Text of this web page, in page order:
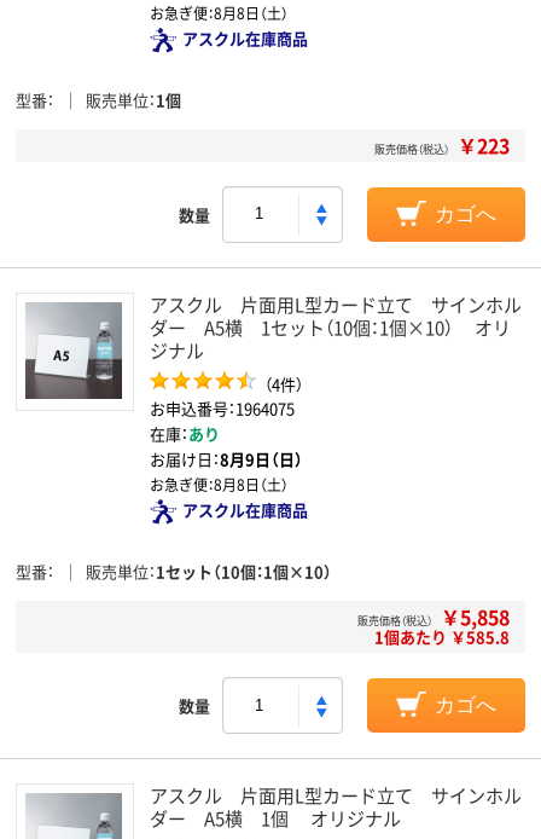
お急ぎ便：8月8日（土）
アスクル在庫商品
型番 販売単位 1個
販売価格（税込） ￥223
数量 カゴへ
アスクル 片面用L型カード立て サインホル
ダー A5横 1セット（10個：1個×10） オリ
ジナル
（4件）
お申込番号：1964075
在庫：あり
お届け日：8月9日（日）
お急ぎ便：8月8日（土）
アスクル在庫商品
型番 販売単位 1セット（10個：1個×10）
販売価格（税込） ￥5,858
1個あたり ￥585.8
数量 カゴへ
アスクル 片面用L型カード立て サインホル
ダー A5横 1個 オリジナル